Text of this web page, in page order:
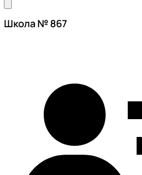
Школа № 867